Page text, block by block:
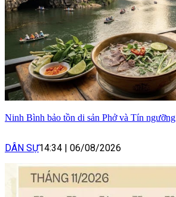
Ninh Bình bảo tồn di sản Phở và Tín
DÂN SỰ14:34 | 06/08/2026